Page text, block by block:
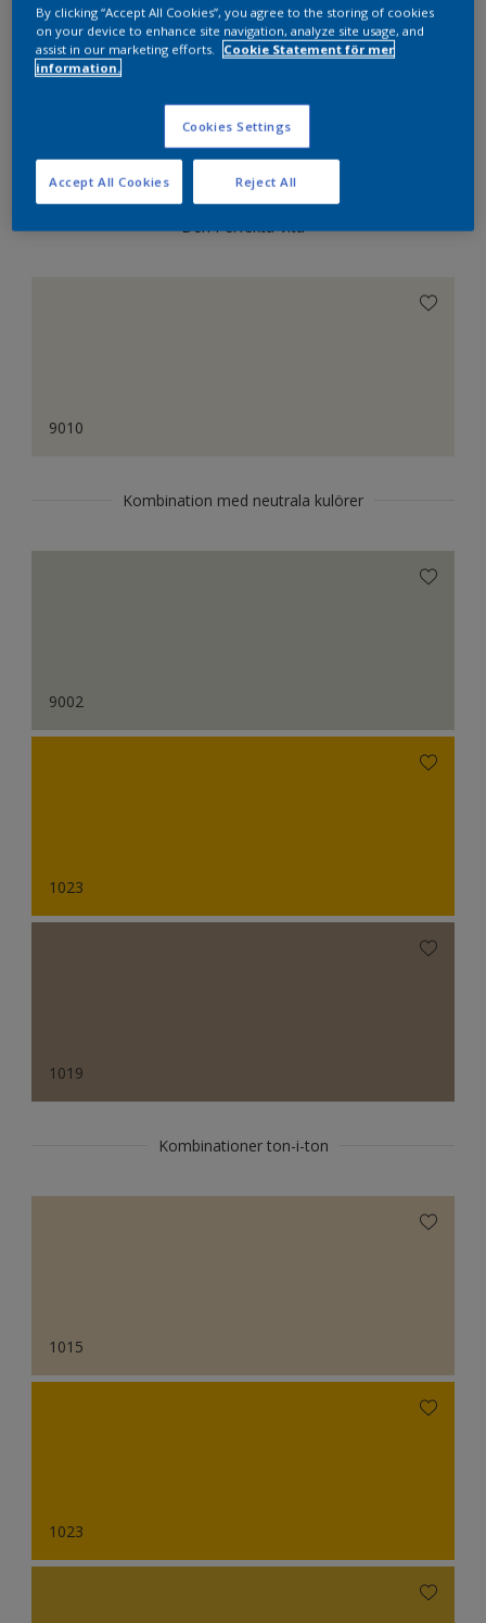
Visualisera kulören på din vägg
Kulörkombinationer
Den Perfekta Vita
9010
Kombination med neutrala kulörer
9002
1023
1019
Kombinationer ton-i-ton
1015
1023
By clicking “Accept All Cookies”, you agree to the storing of cookies
on your device to enhance site navigation, analyze site usage, and
assist in our marketing efforts.
Cookie Statement för mer
information.
Cookies Settings
Reject All
Accept All Cookies